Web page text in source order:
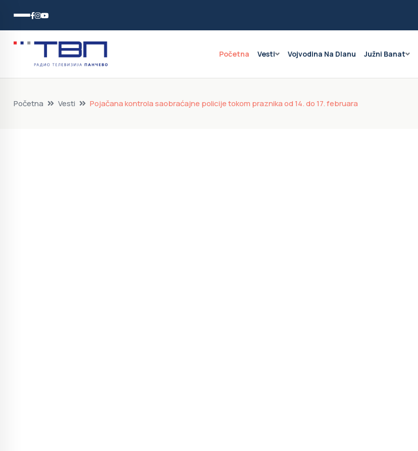
Početna Vesti Vojvodina Na Dlanu Južni Banat
Početna Vesti Pojačana kontrola saobraćajne policije tokom praznika od 14. do 17. februara